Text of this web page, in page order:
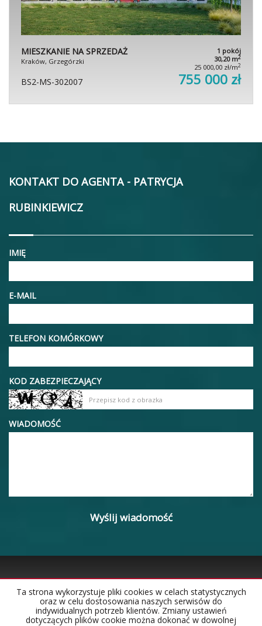
MIESZKANIE NA SPRZEDAŻ
Kraków, Grzegórzki
1 pokój
30,20 m2
25 000,00 zł/m2
BS2-MS-302007 755 000 zł
KONTAKT DO AGENTA - PATRYCJA
RUBINKIEWICZ
IMIĘ
E-MAIL
TELEFON KOMÓRKOWY
KOD ZABEZPIECZAJĄCY
WIADOMOŚĆ
Strona główna Notatnik Kontakt
Ta strona wykorzystuje pliki cookies w celach statystycznych
oraz w celu dostosowania naszych serwisów do
indywidualnych potrzeb klientów. Zmiany ustawień
dotyczących plików cookie można dokonać w dowolnej